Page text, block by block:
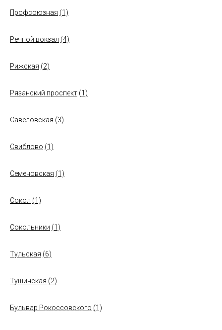
Профсоюзная (1)
Речной вокзал (4)
Рижская (2)
Рязанский проспект (1)
Савеловская (3)
Свиблово (1)
Семеновская (1)
Сокол (1)
Сокольники (1)
Тульская (6)
Тушинская (2)
Бульвар Рокоссовского (1)